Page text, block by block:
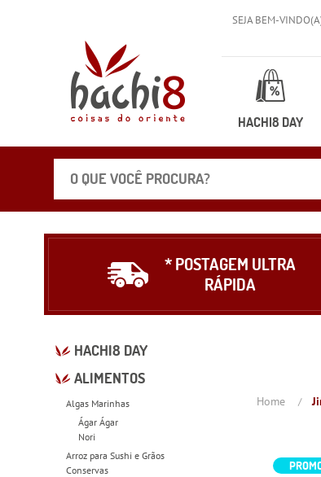
SEJA BEM-
HACHI8 DAY
* POSTAGEM ULTRA
RÁPIDA
HACHI8 DAY
ALIMENTOS
Algas Marinhas
Ágar Ágar
Nori
Arroz para Sushi e Grãos
Conservas
Home